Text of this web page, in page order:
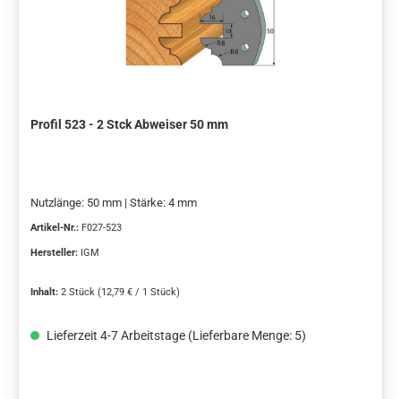
Profil 523 - 2 Stck Abweiser 50 mm
Nutzlänge: 50 mm | Stärke: 4 mm
Artikel-Nr.: F027-523
Hersteller: IGM
Inhalt: 2 Stück (12,79 € / 1 Stück)
Lieferzeit 4-7 Arbeitstage (Lieferbare Menge: 5)